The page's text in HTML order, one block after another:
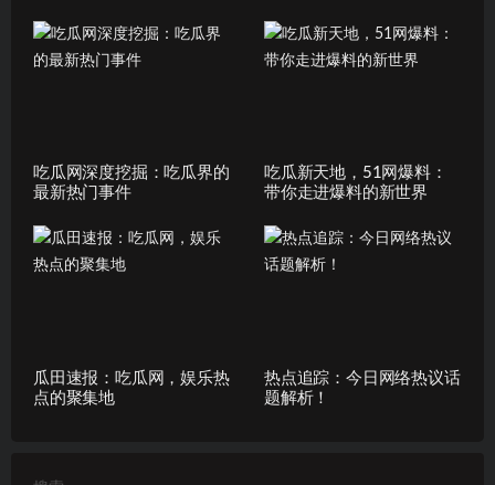
吃瓜网深度挖掘：吃瓜界的
最新热门事件
吃瓜新天地，51网爆料：
带你走进爆料的新世界
瓜田速报：吃瓜网，娱乐热
点的聚集地
热点追踪：今日网络热议话
题解析！